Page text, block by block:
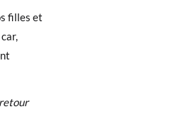
filles et
fournie,